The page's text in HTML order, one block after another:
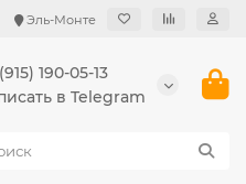
Эль-Монте
190-05-13
в Telegram